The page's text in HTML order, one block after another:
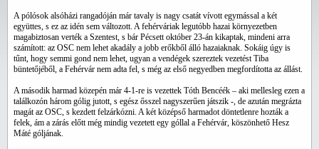
A pólósok alsóházi rangadóján már tavaly is nagy csatát vívott egymással a két
együttes, s ez az idén sem változott. A fehérváriak legutóbb hazai környezetben
magabiztosan verték a Szentest, s bár Pécsett október 23-án kikaptak, mindeni arra
számított: az OSC nem lehet akadály a jobb erőkből álló hazaiaknak. Sokáig úgy is
tűnt, hogy semmi gond nem lehet, ugyan a vendégek szereztek vezetést Tiba
büntetőjéből, a Fehérvár nem adta fel, s még az első negyedben megfordította az állást.
A második harmad közepén már 4-1-re is vezettek Tóth Bencéék – aki mellesleg ezen a
találkozón három gólig jutott, s egész ősszel nagyszerűen játszik -, de azután megrázta
magát az OSC, s kezdett felzárkózni. A két középső harmadot döntetlenre hozták a
felek, ám a zárás előtt még mindig vezetett egy góllal a Fehérvár, köszönhető Hesz
Máté góljának.